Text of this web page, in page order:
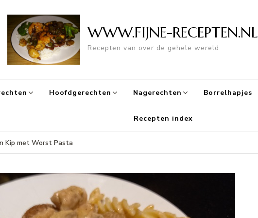
WWW.FIJNE-RECEPTEN.NL
Recepten van over de gehele wereld
Hoofdgerechten Nagerechten Borrelhapjes
Recepten index
Kip met Worst Pasta